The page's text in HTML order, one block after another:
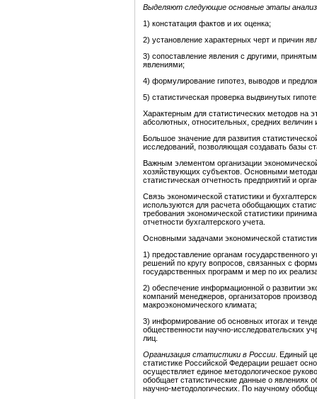
Выделяют следующие основные этапы
1) констатация фактов и их оценка;
2) установление характерных черт и причин
3) сопоставление явления с другими,
явлениями;
4) формулирование гипотез, выводов и
5) статистическая проверка выдвинутых
Характерным для статистических методов на
абсолютных, относительных, средних величин
Большое значение для развития
исследований, позволяющая создавать базы
Важным элементом организации
хозяйствующих субъектов. Основными
статистическая отчетность предприятий и
Связь экономической статистики и
используются для расчета обобщающих
требования экономической статистики
отчетности бухгалтерского учета.
Основными задачами экономической
1) предоставление органам
решений по кругу вопросов, связанных с
государственных программ и мер по их
2) обеспечение информационной о развитии
компаний менеджеров, организаторов
макроэкономического климата;
3) информирование об основных итогах и
общественности научно-исследовательских
лиц.
Организация статистики в России . Единый
статистике Российской Федерации решает
осуществляет единое методологическое
обобщает статистические данные о явлениях
научно-методологических. По научному